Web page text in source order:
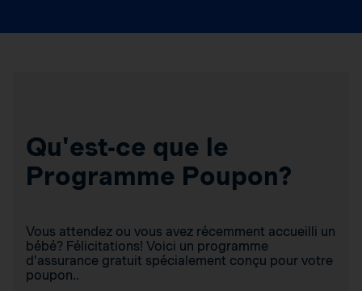
Qu'est-ce que le
Programme Poupon?
Vous attendez ou vous avez récemment accueilli un
bébé? Félicitations! Voici un programme
d’assurance gratuit spécialement conçu pour votre
poupon..